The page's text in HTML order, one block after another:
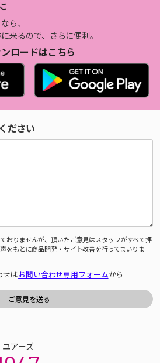
ら、
来るので、さらに便利。
ロードはこちら
ださい
おりませんが、頂いたご意見はスタッフがすべて拝
をもとに商品開発・サイト改善を行ってまいりま
せはお問い合わせ専用フォームから
アーズ